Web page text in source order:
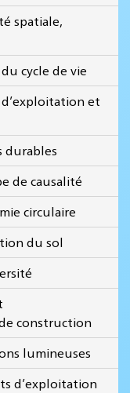
spatiale,
cycle de vie
et
durables
de causalité
circulaire
du sol
construction
lumineuses
d’exploitation